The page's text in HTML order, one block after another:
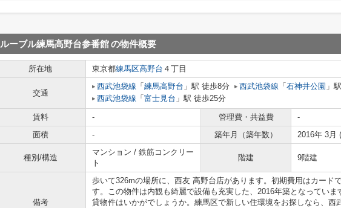
ルーブル練馬高野台参番館の物件概要
所在地 東京都練馬区高野台 ４丁目
交通
西武池袋線 「 練馬高野台 」駅 徒歩8分 西武池袋線 「 石神井公園 」
西武池袋線 「 富士見台 」駅 徒歩25分
賃料 - 管理費・共益費
-
面積
- 築年月（築年数） 2016年 3月
種別/構造
マンション / 鉄筋コンクリー
ト
階建 9階建
備考
歩いて326mの場所に、西友 高野台店があります。初期費用はカード
す。この物件は内観も綺麗で設備も充実した、2016年築となっていま
貸物件はいかがでしょうか。練馬区で新しい住環境をお探しなら、西